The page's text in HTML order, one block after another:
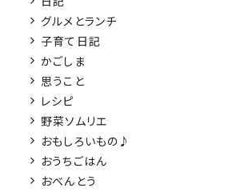
グルメとランチ
子育て日記
かごしま
思うこと
レシピ
野菜ソムリエ
おもしろいもの♪
おうちごはん
おべんとう